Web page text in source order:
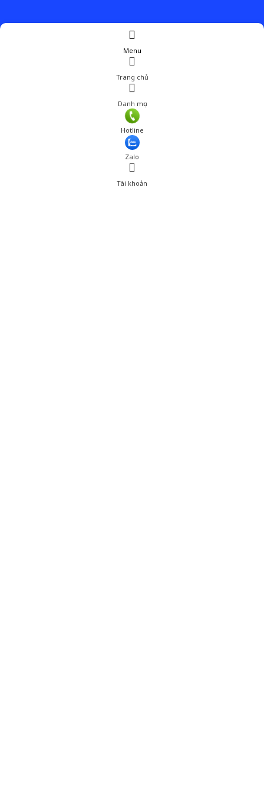
Menu
Trang chủ
Danh mục
Hotline
Zalo
Tài khoản